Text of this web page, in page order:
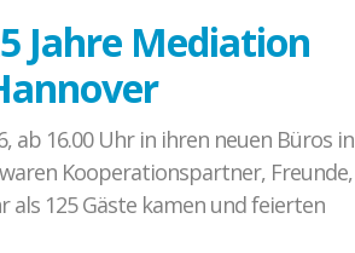
Jahre Mediation
ab 16.00 Uhr in ihren neuen Büros in
Kooperationspartner, Freunde,
125 Gäste kamen und feierten